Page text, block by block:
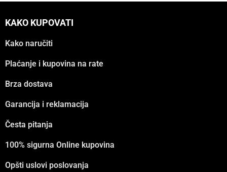
KAKO KUPOVATI
Kako naručiti
Plaćanje i kupovina na rate
Brza dostava
Garancija i reklamacija
Česta pitanja
100% sigurna Online kupovina
Opšti uslovi poslovanja